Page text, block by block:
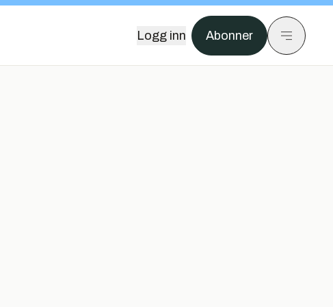
Logg inn Abonner